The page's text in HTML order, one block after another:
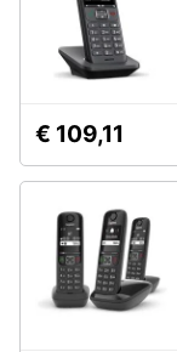
€ 109,11